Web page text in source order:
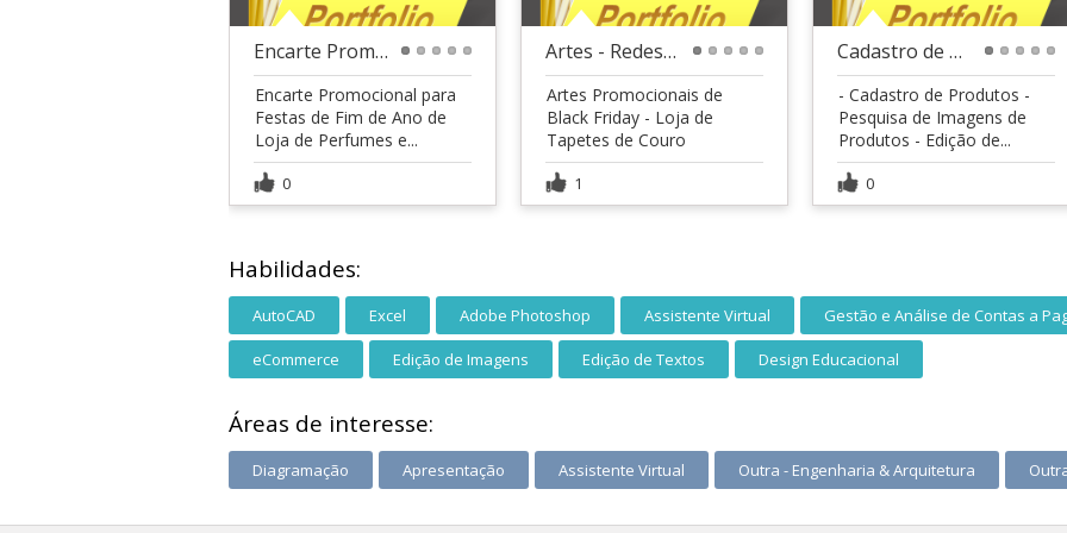
Encarte Promocional
Encarte Promocional para
Festas de Fim de Ano de
Loja de Perfumes e...
0
Artes - Redes Sociais
Artes Promocionais de
Black Friday - Loja de
Tapetes de Couro
1
Cadastro de Produtos - Shopify
- Cadastro de Produtos -
Pesquisa de Imagens de
Produtos - Edição de...
0
Habilidades:
AutoCAD Excel Adobe Photoshop Assistente Virtual Gestão e Análise de Contas a
eCommerce Edição de Imagens Edição de Textos Design Educacional
Áreas de interesse:
Diagramação Apresentação Assistente Virtual Outra - Engenharia & Arquitetura